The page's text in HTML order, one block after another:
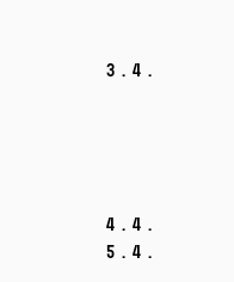
3. 4.
4. 4.
5. 4.